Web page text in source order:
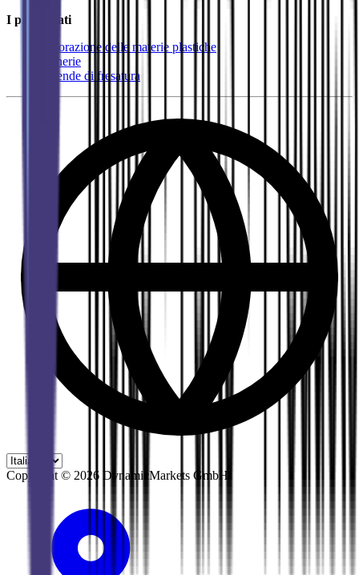
I più cercati
Lavorazione delle materie plastiche
Tornerie
Aziende di fresatura
Copyright © 2026 DynamicMarkets GmbH